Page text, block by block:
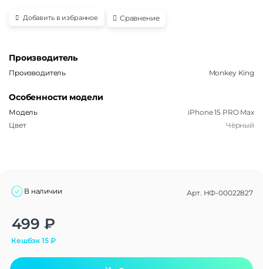
Добавить в избранное Сравнение
Производитель
Производитель Monkey King
Особенности модели
Модель
iPhone 15 PRO Max
Цвет
Чёрный
В наличии Арт. НФ-00022827
499 ₽
Кешбэк15₽
Alternative: